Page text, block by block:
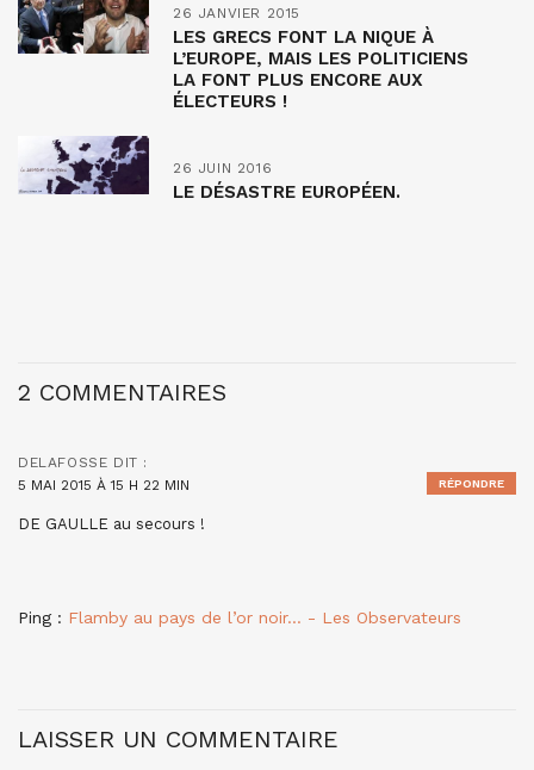
26 JANVIER 2015
LES GRECS FONT LA NIQUE À
L’EUROPE, MAIS LES POLITICIENS
LA FONT PLUS ENCORE AUX
ÉLECTEURS !
26 JUIN 2016
LE DÉSASTRE EUROPÉEN.
2 COMMENTAIRES
DELAFOSSE DIT :
5 MAI 2015 À 15 H 22 MIN
DE GAULLE au secours !
RÉPONDRE
Ping : Flamby au pays de l’or noir… - Les Observateurs
LAISSER UN COMMENTAIRE